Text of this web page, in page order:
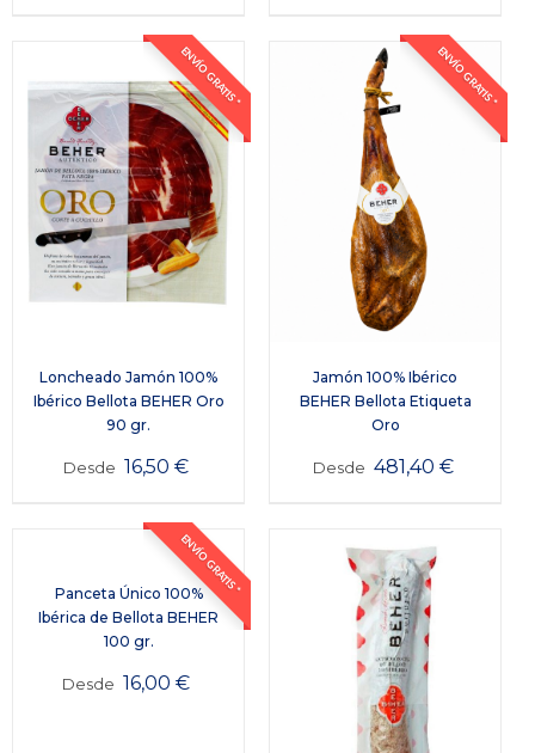
ENVÍO GRATIS *
Loncheado Jamón 100%
Ibérico Bellota BEHER Oro
90 gr.
Desde 16,50€
ENVÍO GRATIS *
Jamón 100% Ibérico
BEHER Bellota Etiqueta
Oro
Desde 481,40 €
ENVÍO GRATIS *
Panceta Único 100%
Ibérica de Bellota BEHER
100 gr.
Desde 16,00€